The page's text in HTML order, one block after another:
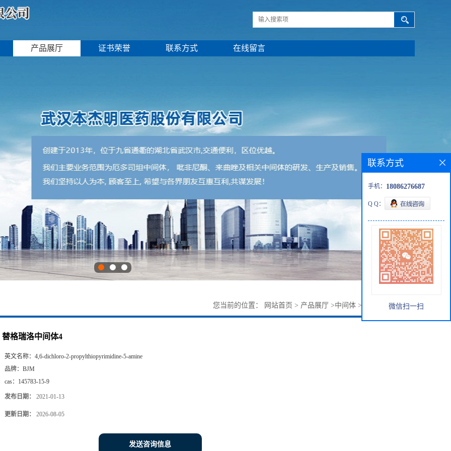
产品展厅 证书荣誉 联系方式 在线留言
您当前的位置： 网站首页 > 产品展厅 >中间体 > 替格瑞洛中间体4
替格瑞洛中间体4
英文名称： 4,6-dichloro-2-propylthiopyrimidine-5-amine
品牌： BJM
cas： 145783-15-9
发布日期： 2021-01-13
更新日期： 2026-08-05
发送咨询信息
联系方式
手机： 18086276687
Q Q：
微信扫一扫